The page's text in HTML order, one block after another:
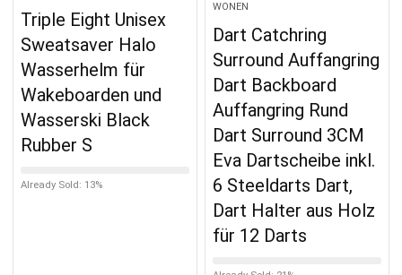
Triple Eight Unisex
Sweatsaver Halo
Wasserhelm für
Wakeboarden und
Wasserski Black
Rubber S
Already Sold: 13%
WONEN
Dart Catchring
Surround Auffangring
Dart Backboard
Auffangring Rund
Dart Surround 3CM
Eva Dartscheibe inkl.
6 Steeldarts Dart,
Dart Halter aus Holz
für 12 Darts